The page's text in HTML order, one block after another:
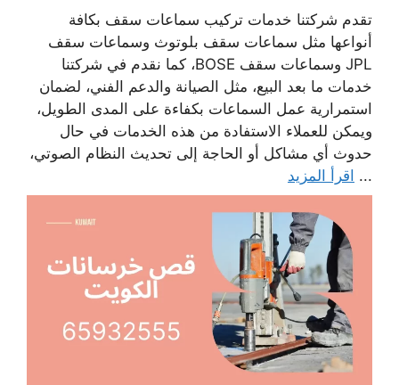
تقدم شركتنا خدمات تركيب سماعات سقف بكافة
أنواعها مثل سماعات سقف بلوتوث وسماعات سقف
JPL وسماعات سقف BOSE، كما نقدم في شركتنا
خدمات ما بعد البيع، مثل الصيانة والدعم الفني، لضمان
استمرارية عمل السماعات بكفاءة على المدى الطويل،
ويمكن للعملاء الاستفادة من هذه الخدمات في حال
حدوث أي مشاكل أو الحاجة إلى تحديث النظام الصوتي،
... اقرأ المزيد